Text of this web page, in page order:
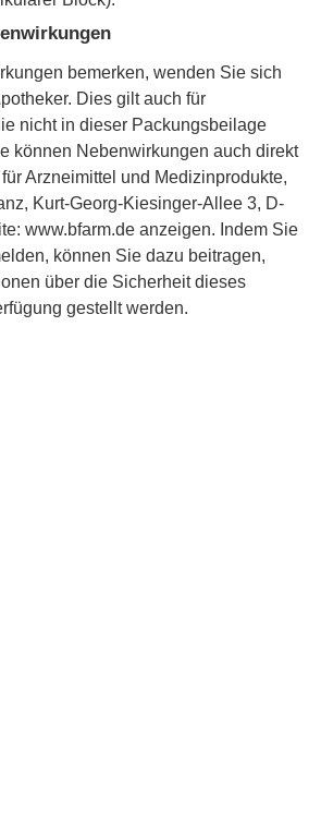
bemerken, wenden Sie sich
Dies gilt auch für
nicht in dieser Packungsbeilage
können Nebenwirkungen auch direkt
Arzneimittel und Medizinprodukte,
Kurt-Georg-Kiesinger-Allee 3, D-
www.bfarm.de anzeigen. Indem Sie
können Sie dazu beitragen,
über die Sicherheit dieses
gestellt werden.